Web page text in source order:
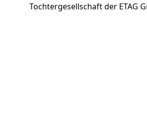
Tochtergesellschaft der ETAG